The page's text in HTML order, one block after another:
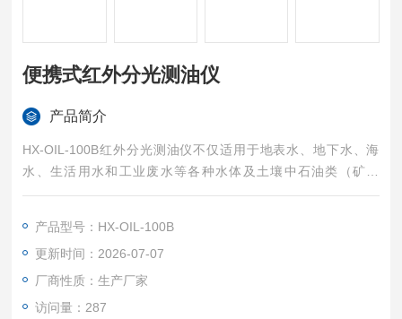
便携式红外分光测油仪
产品简介
HX-OIL-100B红外分光测油仪不仅适用于地表水、地下水、海
水、生活用水和工业废水等各种水体及土壤中石油类（矿物
油）、动植物油及总油含量的监测，同时也是烟气(饮食行业油
度检测及含各种不同C-H键有机物总量和分量的测量。便携式红
外分光测油仪
产品型号：HX-OIL-100B
更新时间：2026-07-07
厂商性质：生产厂家
访问量：287